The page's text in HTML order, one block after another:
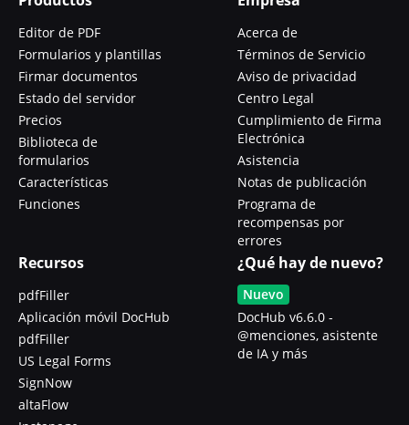
Editor de PDF
Formularios y plantillas
Firmar documentos
Estado del servidor
Precios
Biblioteca de
formularios
Características
Funciones
Acerca de
Términos de Servicio
Aviso de privacidad
Centro Legal
Cumplimiento de Firma
Electrónica
Asistencia
Notas de publicación
Programa de
recompensas por
errores
Recursos
pdfFiller
Aplicación móvil DocHub
pdfFiller
US Legal Forms
SignNow
altaFlow
¿Qué hay de nuevo?
Nuevo
DocHub v6.6.0 -
@menciones, asistente
de IA y más